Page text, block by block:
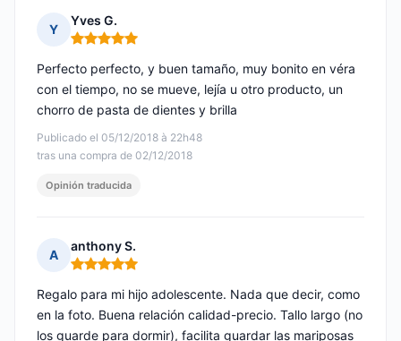
Y
Yves G.
Nota: 5 de 5
Publicado el 05/12/2018 à 22h48
tras una compra de 02/12/2018
Perfecto perfecto, y buen tamaño, muy bonito en véra
con el tiempo, no se mueve, lejía u otro producto, un
chorro de pasta de dientes y brilla
Opinión traducida
A
anthony S.
Nota: 5 de 5
Regalo para mi hijo adolescente. Nada que decir, como
en la foto. Buena relación calidad-precio. Tallo largo (no
los guarde para dormir), facilita guardar las mariposas